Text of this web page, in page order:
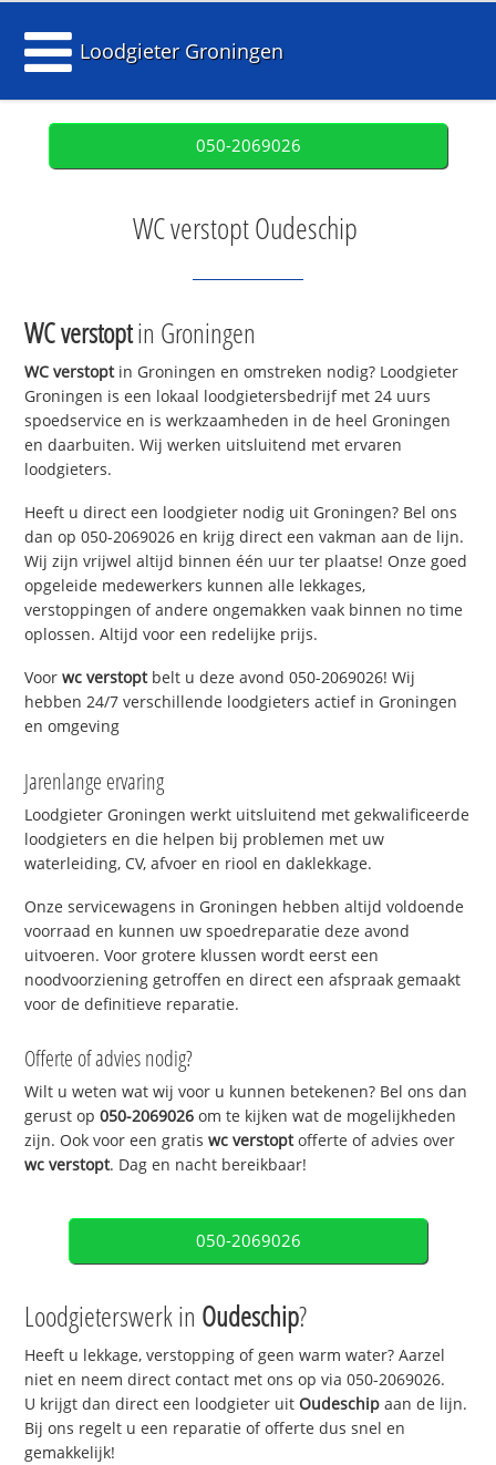
Loodgieter Groningen
050-2069026
WC verstopt Oudeschip
WC verstoptin Groningen
WC verstoptin Groningen en omstreken nodig? Loodgieter
Groningen is een lokaal loodgietersbedrijf met 24 uurs
spoedservice en is werkzaamheden in de heel Groningen
en daarbuiten. Wij werken uitsluitend met ervaren
loodgieters.
Heeft u direct een loodgieter nodig uit Groningen? Bel ons
dan op 050-2069026 en krijg direct een vakman aan de lijn.
Wij zijn vrijwel altijd binnen één uur ter plaatse! Onze goed
opgeleide medewerkers kunnen alle lekkages,
verstoppingen of andere ongemakken vaak binnen no time
oplossen. Altijd voor een redelijke prijs.
Voorwc verstoptbelt u deze avond 050-2069026! Wij
hebben 24/7 verschillende loodgieters actief in Groningen
en omgeving
Jarenlange ervaring
Loodgieter Groningen werkt uitsluitend met gekwalificeerde
loodgieters en die helpen bij problemen met uw
waterleiding, CV, afvoer en riool en daklekkage.
Onze servicewagens in Groningen hebben altijd voldoende
voorraad en kunnen uw spoedreparatie deze avond
uitvoeren. Voor grotere klussen wordt eerst een
noodvoorziening getroffen en direct een afspraak gemaakt
voor de definitieve reparatie.
Offerte of advies nodig?
Wilt u weten wat wij voor u kunnen betekenen? Bel ons dan
gerust op050-2069026 om te kijken wat de mogelijkheden
zijn. Ook voor een gratiswc verstoptofferte of advies over
wc verstopt. Dag en nacht bereikbaar!
050-2069026
Loodgieterswerk in Oudeschip?
Heeft u lekkage, verstopping of geen warm water? Aarzel
niet en neem direct contact met ons op via 050-2069026.
U krijgt dan direct een loodgieter uitOudeschip aan de lijn.
Bij ons regelt u een reparatie of offerte dus snel en
gemakkelijk!